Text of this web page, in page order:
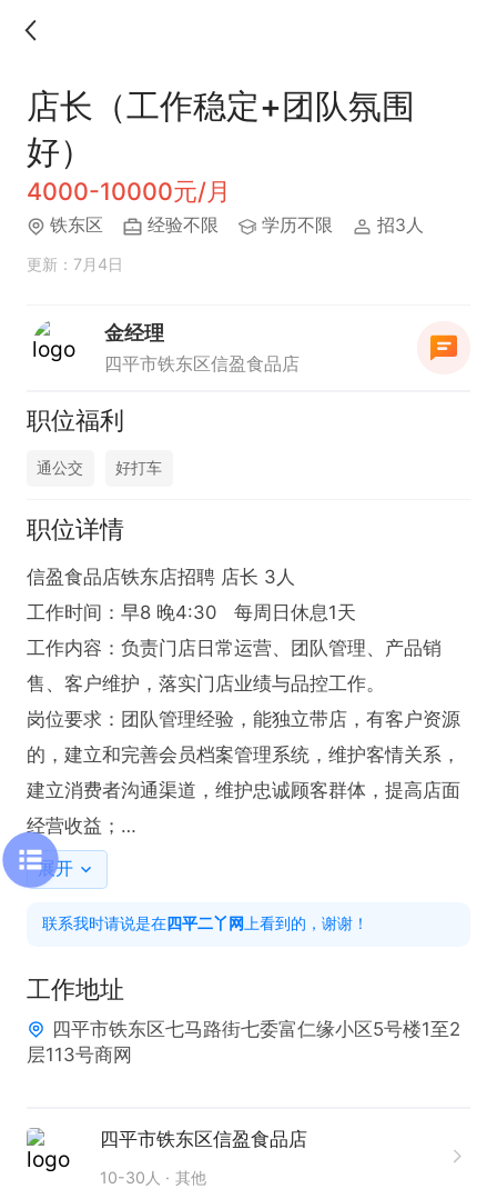
店长（工作稳定+团队氛围
好）
4000-10000元/月
铁东区 经验不限 学历不限 招3人
更新：7月4日
金经理
四平市铁东区信盈食品店
职位福利
通公交 好打车
职位详情
信盈食品店铁东店招聘 店长 3人
工作时间：早8 晚4:30   每周日休息1天
工作内容：负责门店日常运营、团队管理、产品销
售、客户维护，落实门店业绩与品控工作。
岗位要求：团队管理经验，能独立带店，有客户资源
的，建立和完善会员档案管理系统，维护客情关系，
建立消费者沟通渠道，维护忠诚顾客群体，提高店面
经营收益；
薪资待遇：4000-10000元  底薪+提成+奖金
工作地址：
2.铁西区宏宇市场附近商网
3.卫校路商网（正源饼馆旁边）
展开
联系我时请说是在四平二丫网上看到的，谢谢！
工作地址
四平市铁东区七马路街七委富仁缘小区5号楼1至2
层113号商网
四平市铁东区信盈食品店
10-30人 其他